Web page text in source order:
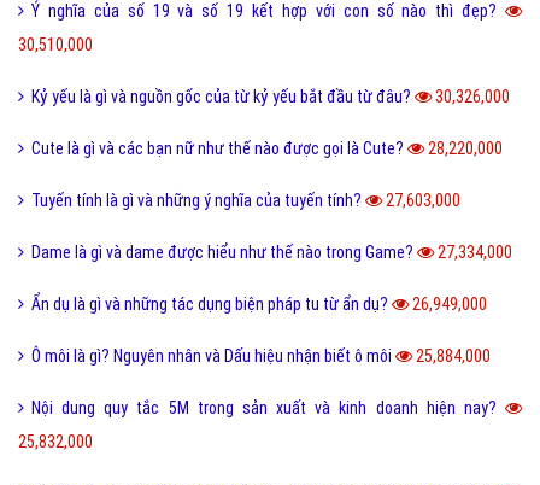
Ý nghĩa của số 19 và số 19 kết hợp với con số nào thì đẹp?
30,510,000
Kỷ yếu là gì và nguồn gốc của từ kỷ yếu bắt đầu từ đâu? 30,326,000
Cute là gì và các bạn nữ như thế nào được gọi là Cute? 28,220,000
Tuyến tính là gì và những ý nghĩa của tuyến tính? 27,603,000
Dame là gì và dame được hiểu như thế nào trong Game? 27,334,000
Ẩn dụ là gì và những tác dụng biện pháp tu từ ẩn dụ? 26,949,000
Ô môi là gì? Nguyên nhân và Dấu hiệu nhận biết ô môi 25,884,000
Nội dung quy tắc 5M trong sản xuất và kinh doanh hiện nay?
25,832,000